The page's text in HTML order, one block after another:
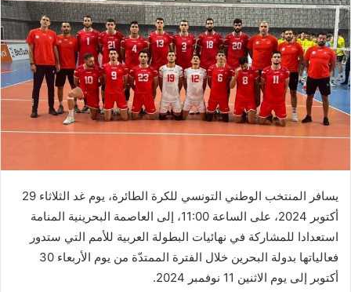
يسافر المنتخب الوطني التونسي للكرة الطائرة، يوم غد الثلاثاء 29
أكتوبر 2024، على الساعة 11:00، إلى العاصمة البحرينية المنامة
استعدادا للمشاركة في نهائيات البطولة العربية للأمم التي ستدور
فعالياتها بدولة البحرين خلال الفترة الممتدّة من يوم الأربعاء 30
أكتوبر إلى يوم الاثنين 11 نوفمبر 2024.